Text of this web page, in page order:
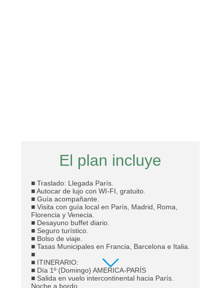
El plan incluye
■ Traslado: Llegada París.
■ Autocar de lujo con WI-FI, gratuito.
■ Guía acompañante.
■ Visita con guía local en París, Madrid, Roma,
Florencia y Venecia.
■ Desayuno buffet diario.
■ Seguro turístico.
■ Bolso de viaje.
■ Tasas Municipales en Francia, Barcelona e Italia.
■
■ ITINERARIO:
■ Día 1º (Domingo) AMERICA-PARÍS
■ Salida en vuelo intercontinental hacia París.
Noche a bordo.